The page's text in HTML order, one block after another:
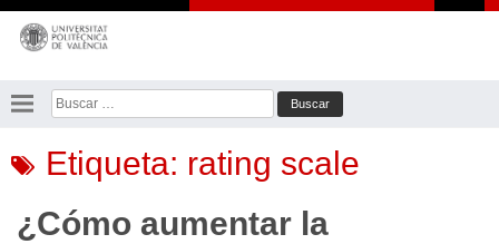
Saltar
contenido
Buscar:
Etiqueta: rating scale
¿Cómo aumentar la